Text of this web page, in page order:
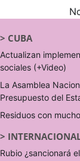
> CUBA
Actualizan
sociales (+Video)
La Asamblea
Presupuesto del
Residuos con
>
Rubio ¿sancionará